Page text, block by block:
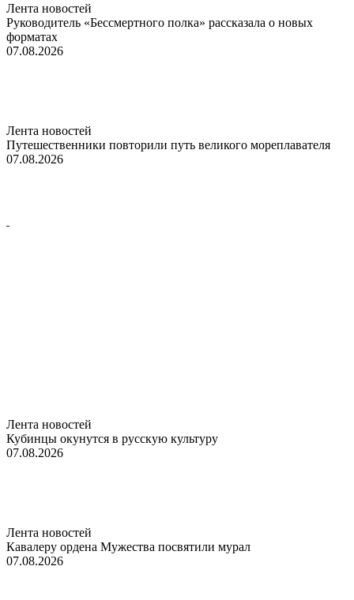
Лента новостей
Руководитель «Бессмертного полка» рассказала о новых
форматах
07.08.2026
Лента новостей
Путешественники повторили путь великого мореплавателя
07.08.2026
Лента новостей
Кубинцы окунутся в русскую культуру
07.08.2026
Лента новостей
Кавалеру ордена Мужества посвятили мурал
07.08.2026